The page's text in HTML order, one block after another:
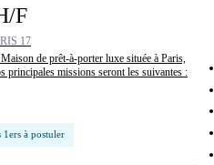
F
17
de prêt-à-porter luxe située à Paris,
principales missions seront les suivantes :
1ers à postuler